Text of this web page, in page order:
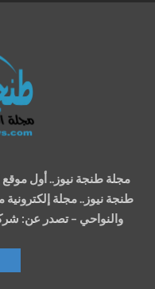
مجلة طنجة نيوز.. أول موقع
طنجة نيوز.. مجلة
والنواحي – تصدر عن: